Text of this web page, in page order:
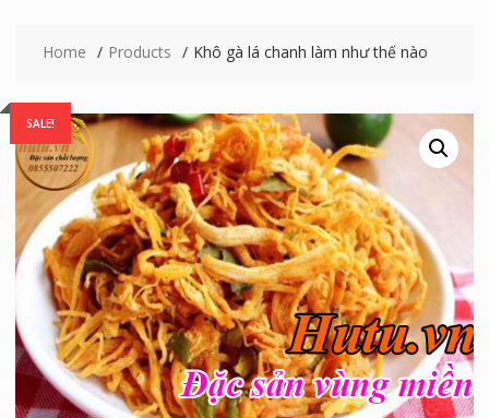
Home Products Khô gà lá chanh làm như thế nào
SALE!